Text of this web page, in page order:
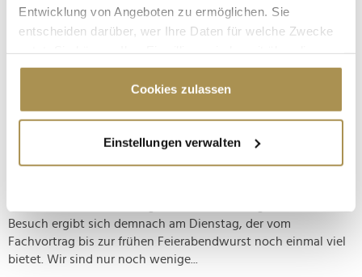
Entwicklung von Angeboten zu ermöglichen. Sie
entscheiden darüber, wer Ihre Daten für welche Zwecke
Cookie-Erklärung oder durch Klicken auf das Privacy
Trigger Symbol ändern oder widerrufen
Informationen über Ihre geografische Lage
erfassen, welche bis auf einige Meter genau sein
bestimmten Merkmalen (Fingerprinting) identifizieren
Erfahren Sie mehr darüber, wie Ihre persönlichen Daten
verarbeitet werden, und legen Sie Ihre Präferenzen im
Cookies zulassen
Einstellungen verwalten
dauerhaft zusammenführt. Über Monate hinweg trifft
klassisches Gartenschau-Programm auf konkrete
Letzte Chance zur Garteninspiration: spoga+gafa
2024 schließt ihre Pforten
Die "größte Garten- und BBQ-Fachmesse der Welt“ hat
Besuch ergibt sich demnach am Dienstag, der vom
Fachvortrag bis zur frühen Feierabendwurst noch einmal viel
bietet. Wir sind nur noch wenige...